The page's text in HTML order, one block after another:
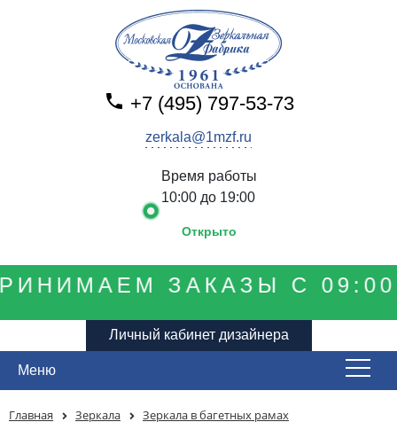
ЗАКАЗЫ С
Личный кабинет дизайнера
Время работы
10:00 до 19:00
Открыто
+7 (495) 797-53-73
zerkala@1mzf.ru
Меню
Главная Зеркала
Зеркала в багетных рамах